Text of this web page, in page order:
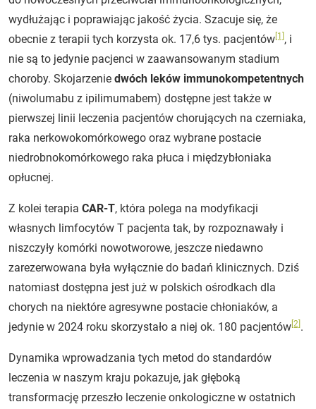
wydłużając i poprawiając jakość życia. Szacuje się, że
obecnie z terapii tych korzysta ok. 17,6 tys. pacjentów[1], i
nie są to jedynie pacjenci w zaawansowanym stadium
choroby. Skojarzenie dwóch leków immunokompetentnych
(niwolumabu z ipilimumabem) dostępne jest także w
pierwszej linii leczenia pacjentów chorujących na czerniaka,
raka nerkowokomórkowego oraz wybrane postacie
niedrobnokomórkowego raka płuca i międzybłoniaka
opłucnej.
Z kolei terapia CAR-T, która polega na modyfikacji
własnych limfocytów T pacjenta tak, by rozpoznawały i
niszczyły komórki nowotworowe, jeszcze niedawno
zarezerwowana była wyłącznie do badań klinicznych. Dziś
natomiast dostępna jest już w polskich ośrodkach dla
chorych na niektóre agresywne postacie chłoniaków, a
jedynie w 2024 roku skorzystało a niej ok. 180 pacjentów[2].
Dynamika wprowadzania tych metod do standardów
leczenia w naszym kraju pokazuje, jak głęboką
transformację przeszło leczenie onkologiczne w ostatnich